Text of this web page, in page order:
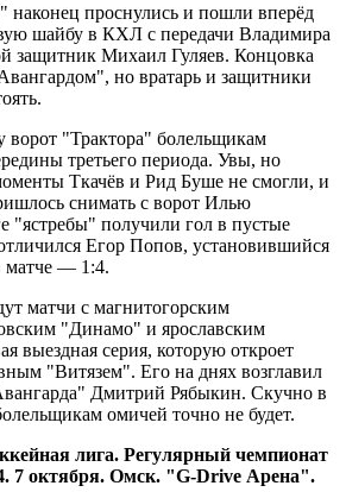
наконец проснулись и пошли вперёд
шайбу в КХЛ с передачи Владимира
защитник Михаил Гуляев. Концовка
но вратарь и защитники
"Трактора" болельщикам
третьего периода. Увы, но
Ткачёв и Рид Буше не смогли, и
снимать с ворот Илью
"ястребы" получили гол в пустые
Егор Попов, установившийся
матче — 1:4.
матчи с магнитогорским
"Динамо" и ярославским
выездная серия, которую откроет
"Витязем". Его на днях возглавил
Дмитрий Рябыкин. Скучно в
омичей точно не будет.
лига. Регулярный чемпионат
7 октября. Омск. "G-Drive Арена".